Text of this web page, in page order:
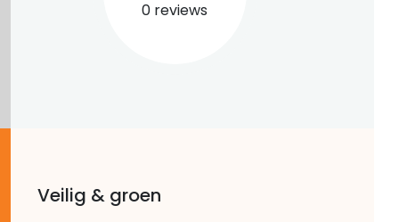
0 reviews
Veilig & groen